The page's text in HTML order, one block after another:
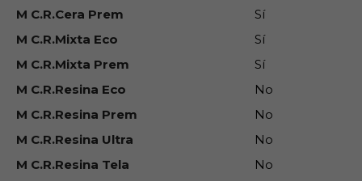
M C.R.Cera Prem
Sí
M C.R.Mixta Eco
Sí
M C.R.Mixta Prem
Sí
M C.R.Resina Eco
No
M C.R.Resina Prem
No
M C.R.Resina Ultra
No
M C.R.Resina Tela
No